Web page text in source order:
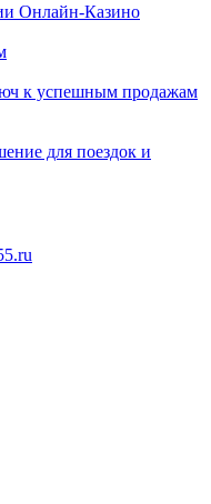
Онлайн-Казино
к успешным продажам
для поездок и